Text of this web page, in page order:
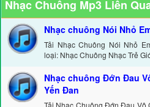
Nhạc Chuông Mp3 Liên
Nhạc chuông Nói Nhỏ
Tải Nhạc Chuông Nói Nhỏ
loại: Nhạc Chuông Nhạc Trẻ
Nhạc chuông Đớn Đau
Yến Đan